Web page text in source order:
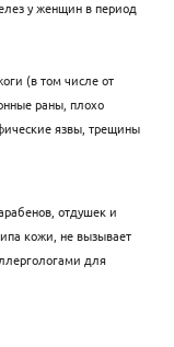
у женщин в период
(в том числе от
раны, плохо
язвы, трещины
отдушек и
кожи, не вызывает
для